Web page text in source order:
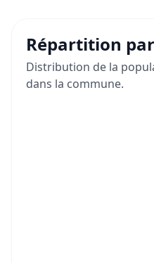
Répartition
Distribution de la
dans la commune.